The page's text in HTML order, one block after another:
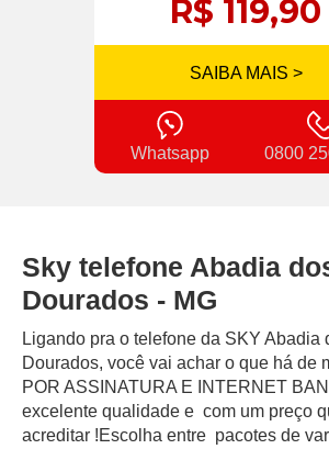
R$ 119,90
SAIBA MAIS >
Whatsapp 0800
Sky telefone Abadia
Dourados - MG
Ligando pra o telefone da SKY Abadia
Dourados, você vai achar o que há de
POR ASSINATURA E INTERNET
excelente qualidade e com um preço
acreditar !Escolha entre pacotes de